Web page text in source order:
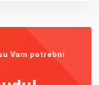
Vam potrebni